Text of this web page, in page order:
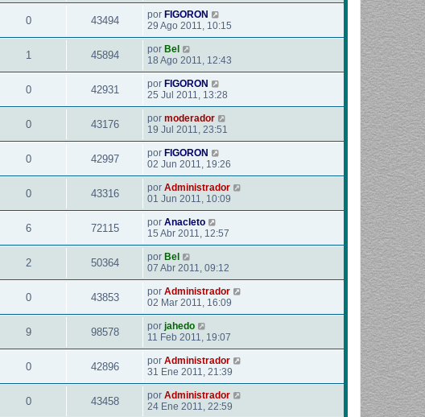
0 43494 por FIGORON
29 Ago 2011, 10:15
1 45894 por Bel
18 Ago 2011, 12:43
0 42931 por FIGORON
25 Jul 2011, 13:28
0 43176 por moderador
19 Jul 2011, 23:51
0 42997 por FIGORON
02 Jun 2011, 19:26
0 43316 por Administrador
01 Jun 2011, 10:09
6 72115 por Anacleto
15 Abr 2011, 12:57
2 50364 por Bel
07 Abr 2011, 09:12
0 43853 por Administrador
02 Mar 2011, 16:09
9 98578 por jahedo
11 Feb 2011, 19:07
0 42896 por Administrador
31 Ene 2011, 21:39
0 43458 por Administrador
24 Ene 2011, 22:59